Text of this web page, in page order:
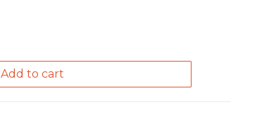
Add to cart